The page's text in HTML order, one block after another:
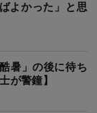
よかった」と思
暑」の後に待ち
が警鐘】